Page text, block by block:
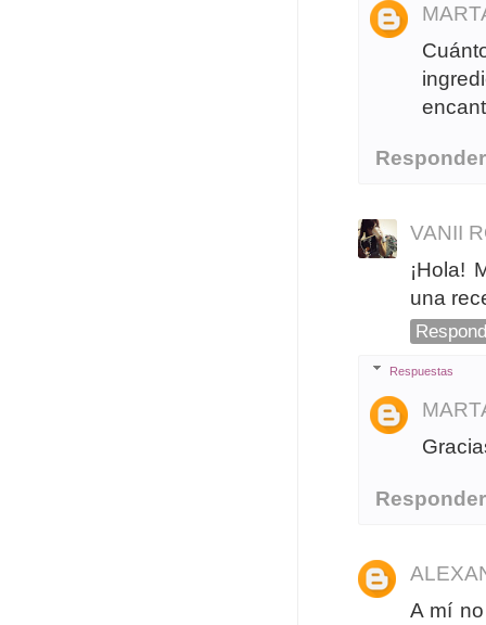
Responder
VANII
¡Hola!
una
Respuestas
Responder
A mí